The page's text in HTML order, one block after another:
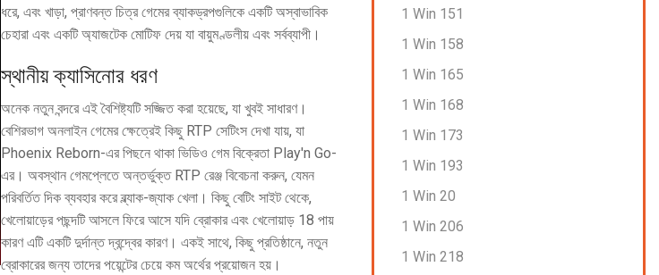
ধরে, এবং খাড়া, প্রাণবন্ত চিত্র গেমের ব্যাকড্রপগুলিকে একটি অস্বাভাবিক
চেহারা এবং একটি অ্যাজটেক মোটিফ দেয় যা বায়ুমণ্ডলীয় এবং সর্বব্যাপী।
স্থানীয় ক্যাসিনোর ধরণ
অনেক নতুন বন্দরে এই বৈশিষ্ট্যটি সজ্জিত করা হয়েছে, যা খুবই সাধারণ।
বেশিরভাগ অনলাইন গেমের ক্ষেত্রেই কিছু RTP সেটিংস দেখা যায়, যা
Phoenix Reborn-এর পিছনে থাকা ভিডিও গেম বিক্রেতা Play'n Go-
এর। অবস্থান গেমপ্লেতে অন্তর্ভুক্ত RTP রেঞ্জ বিবেচনা করুন, যেমন
পরিবর্তিত দিক ব্যবহার করে ব্ল্যাক-জ্যাক খেলা। কিছু বেটিং সাইট থেকে,
খেলোয়াড়ের পছন্দটি আসলে ফিরে আসে যদি ব্রোকার এবং খেলোয়াড় 18 পায়
কারণ এটি একটি দুর্দান্ত দ্বন্দ্বের কারণ। একই সাথে, কিছু প্রতিষ্ঠানে, নতুন
ব্রোকারের জন্য তাদের পয়েন্টের চেয়ে কম অর্থের প্রয়োজন হয়।
1 Win 151
1 Win 158
1 Win 165
1 Win 168
1 Win 173
1 Win 193
1 Win 20
1 Win 206
1 Win 218